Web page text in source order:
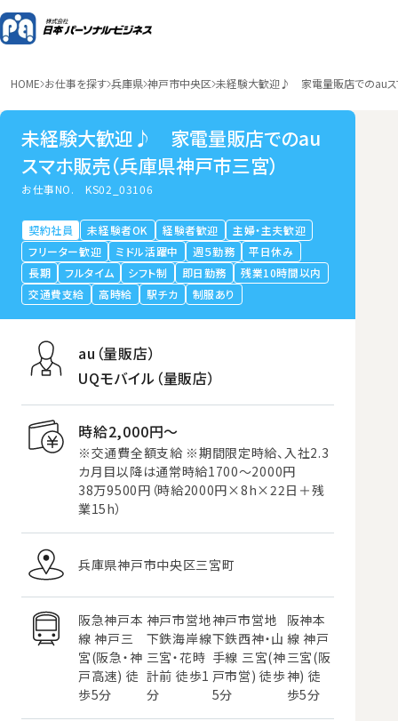
HOME お仕事を探す 兵庫県 神戸市中央区 未経験大歓迎♪ 家電量販店でのauス
未経験大歓迎♪ 家電量販店でのau
スマホ販売（兵庫県神戸市三宮）
お仕事NO.KS02_03106
契約社員 未経験者OK 経験者歓迎
主婦・主夫歓迎
フリーター歓迎
ミドル活躍中 週５勤務
平日休み
長期
フルタイム シフト制 即日勤務
残業10時間以内
交通費支給
高時給 駅チカ 制服あり
au（量販店）
UQモバイル（量販店）
時給2,000円〜
※交通費全額支給 ※期間限定時給、入社2.3
カ月目以降は通常時給1700～2000円
38万9500円（時給2000円×8h×22日＋残
業15h）
兵庫県神戸市中央区三宮町
阪急神戸本
線 神戸三
宮(阪急・神
戸高速) 徒
歩5分
神戸市営地
下鉄海岸線
三宮・花時
計前 徒歩1
分
神戸市営地
下鉄西神・山
手線 三宮(神
戸市営) 徒歩
5分
阪神本
線 神戸
三宮(阪
神) 徒
歩5分